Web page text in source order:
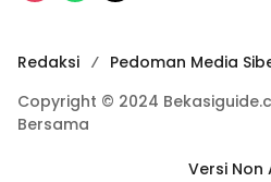
Redaksi
Pedoman Media
Copyright © 2024
Bersama
Versi Non